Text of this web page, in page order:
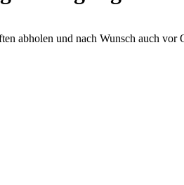
abholen und nach Wunsch auch